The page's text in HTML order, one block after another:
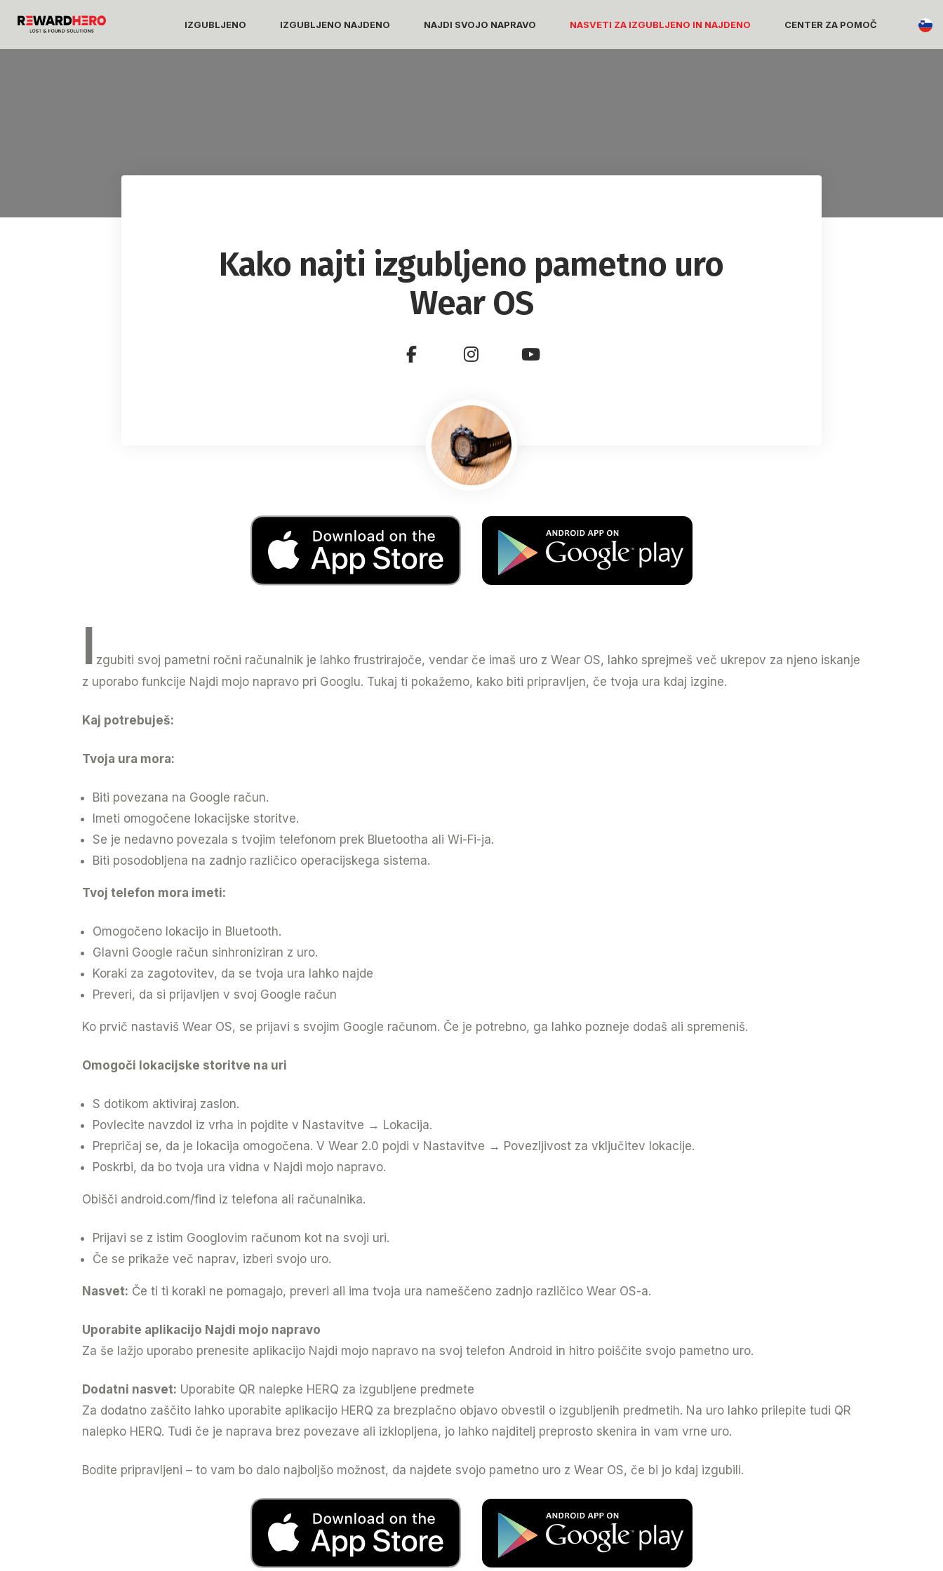
IZGUBLJENO IZGUBLJENO NAJDENO NAJDI SVOJO NAPRAVO NASVETI ZA IZGUBLJENO IN NAJDENO CENTER ZA POMOČ
Kako najti izgubljeno pametno uro
Wear OS
I zgubiti svoj pametni ročni računalnik je lahko frustrirajoče, vendar če imaš uro z Wear OS, lahko sprejmeš več ukrepov za njeno iskanje
z uporabo funkcije Najdi mojo napravo pri Googlu. Tukaj ti pokažemo, kako biti pripravljen, če tvoja ura kdaj izgine.
Kaj potrebuješ:
Tvoja ura mora:
Biti povezana na Google račun.
Imeti omogočene lokacijske storitve.
Se je nedavno povezala s tvojim telefonom prek Bluetootha ali Wi-Fi-ja.
Biti posodobljena na zadnjo različico operacijskega sistema.
Tvoj telefon mora imeti:
Omogočeno lokacijo in Bluetooth.
Glavni Google račun sinhroniziran z uro.
Koraki za zagotovitev, da se tvoja ura lahko najde
Preveri, da si prijavljen v svoj Google račun
Ko prvič nastaviš Wear OS, se prijavi s svojim Google računom. Če je potrebno, ga lahko pozneje dodaš ali spremeniš.
Omogoči lokacijske storitve na uri
S dotikom aktiviraj zaslon.
Povlecite navzdol iz vrha in pojdite v Nastavitve → Lokacija.
Prepričaj se, da je lokacija omogočena. V Wear 2.0 pojdi v Nastavitve → Povezljivost za vključitev lokacije.
Poskrbi, da bo tvoja ura vidna v Najdi mojo napravo.
Obišči android.com/find iz telefona ali računalnika.
Prijavi se z istim Googlovim računom kot na svoji uri.
Če se prikaže več naprav, izberi svojo uro.
Nasvet: Če ti ti koraki ne pomagajo, preveri ali ima tvoja ura nameščeno zadnjo različico Wear OS-a.
Uporabite aplikacijo Najdi mojo napravo
Za še lažjo uporabo prenesite aplikacijo Najdi mojo napravo na svoj telefon Android in hitro poiščite svojo pametno uro.
Dodatni nasvet: Uporabite QR nalepke HERQ za izgubljene predmete
Za dodatno zaščito lahko uporabite aplikacijo HERQ za brezplačno objavo obvestil o izgubljenih predmetih. Na uro lahko prilepite tudi QR
nalepko HERQ. Tudi če je naprava brez povezave ali izklopljena, jo lahko najditelj preprosto skenira in vam vrne uro.
Bodite pripravljeni – to vam bo dalo najboljšo možnost, da najdete svojo pametno uro z Wear OS, če bi jo kdaj izgubili.